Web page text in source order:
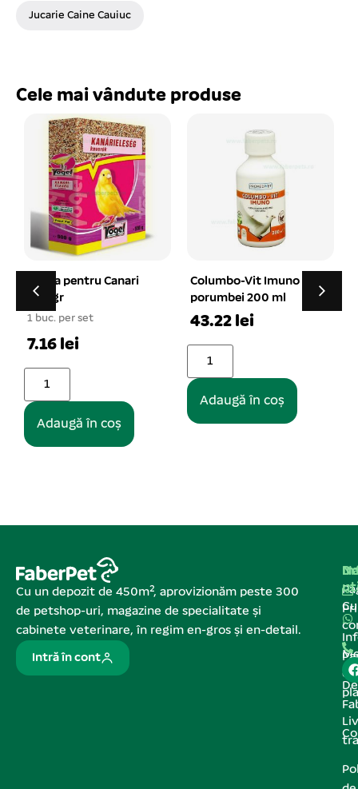
Jucarie Caine Cauiuc
Cele mai vândute produse
Columbo-Vit Imuno pt
porumbei 200 ml
43.22 lei
Adaugă în coș
Columbo-Vit Antistres
pt porumbei 200 ml
43.22 lei
Adaugă în coș
Cu un depozit de 450m², aprovizionăm peste 300
de petshop-uri, magazine de specialitate și
cabinete veterinare, în regim en-gros și en-detail.
Intră în cont
de